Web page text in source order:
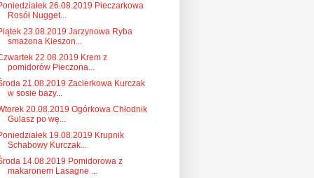
26.08.2019 Pieczarkowa
Rosół Nugget...
23.08.2019 Jarzynowa Ryba
smażona Kieszon...
22.08.2019 Krem z
pomidorów Pieczona...
21.08.2019 Zacierkowa Kurczak
w sosie bazy...
20.08.2019 Ogórkowa Chłodnik
Gulasz po wę...
19.08.2019 Krupnik
Schabowy Kurczak...
14.08.2019 Pomidorowa z
makaronem Lasagne ...